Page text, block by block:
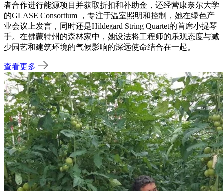
者合作进行能源项目并获取折扣和补助金，还经营康奈尔大学
的GLASE Consortium ，专注于温室照明和控制，她在绿色产
业会议上发言，同时还是Hildegard String Quartet的首席小提琴
手。在佛蒙特州的森林家中，她设法将工程师的乐观态度与减
少园艺和建筑环境的气候影响的深远使命结合在一起。
查看更多